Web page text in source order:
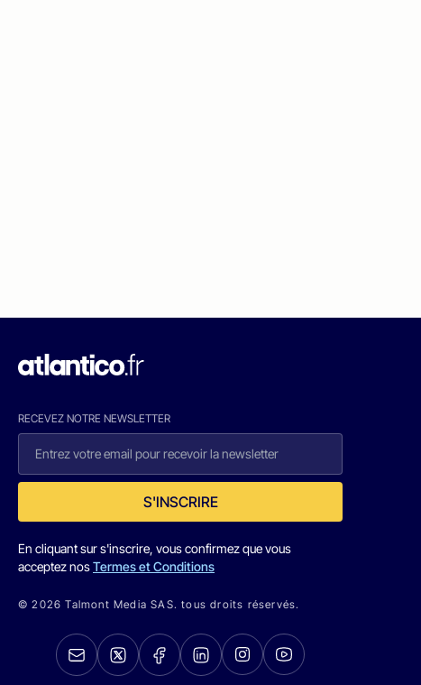
RECEVEZ NOTRE NEWSLETTER
S'INSCRIRE
En cliquant sur s'inscrire, vous confirmez que vous
acceptez nosTermes et Conditions
© 2026 Talmont Media SAS. tous droits réservés.